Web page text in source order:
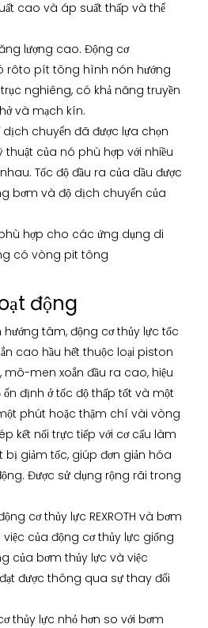
cao và áp suất thấp và thể
lượng cao. Động cơ
rôto pít tông hình nón hướng
nghiêng, có khả năng truyền
và mạch kín.
dịch chuyển đã được lựa chọn
thuật của nó phù hợp với nhiều
Tốc độ đầu ra của dầu được
bơm và độ dịch chuyển của
hợp cho các ứng dụng di
có vòng pit tông
động
tâm, động cơ thủy lực tốc
cao hầu hết thuộc loại piston
mô-men xoắn đầu ra cao, hiệu
ổn định ở tốc độ thấp tốt và một
phút hoặc thậm chí vài vòng
kết nối trực tiếp với cơ cấu làm
bị giảm tốc, giúp đơn giản hóa
Được sử dụng rộng rãi trong
cơ thủy lực REXROTH và bơm
của động cơ thủy lực giống
của bơm thủy lực và việc
được thông qua sự thay đổi
thủy lực nhỏ hơn so với bơm